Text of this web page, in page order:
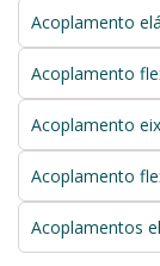
Acoplamento
Acoplamento
Acoplamento
Acoplamento
Acoplamentos